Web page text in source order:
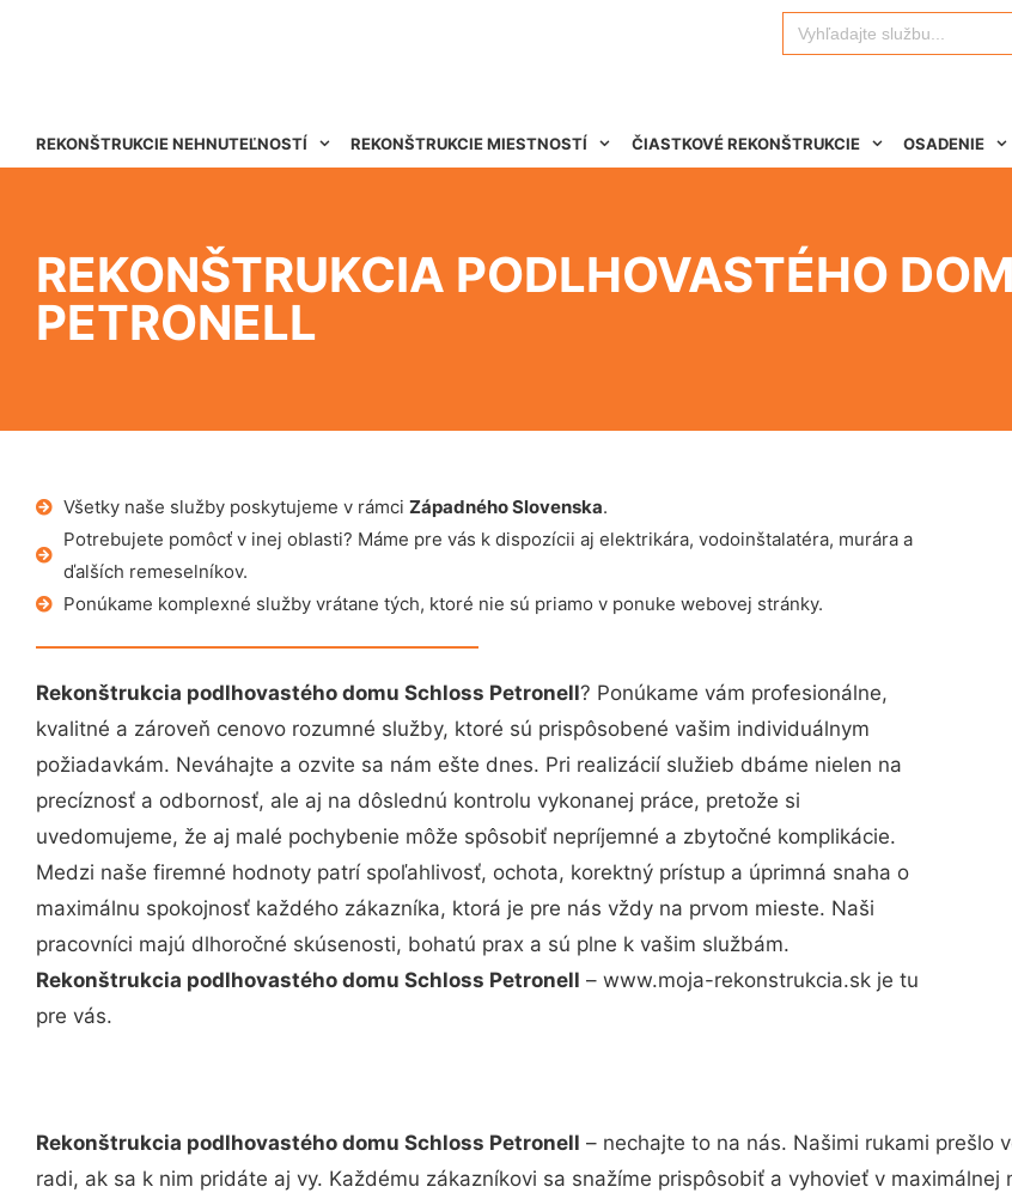
Search
for:
REKONŠTRUKCIE NEHNUTEĽNOSTÍ REKONŠTRUKCIE MIESTNOSTÍ ČIASTKOVÉ REKONŠTRUKCIE OSADENIE
REKONŠTRUKCIA PODLHOVASTÉHO
PETRONELL
Všetky naše služby poskytujeme v rámci Západného Slovenska.
Potrebujete pomôcť v inej oblasti? Máme pre vás k dispozícii aj elektrikára, vodoinštalatéra, murára a
ďalších remeselníkov.
Ponúkame komplexné služby vrátane tých, ktoré nie sú priamo v ponuke webovej stránky.
Rekonštrukcia podlhovastého domu Schloss Petronell? Ponúkame vám profesionálne,
kvalitné a zároveň cenovo rozumné služby, ktoré sú prispôsobené vašim individuálnym
požiadavkám. Neváhajte a ozvite sa nám ešte dnes. Pri realizácií služieb dbáme nielen na
precíznosť a odbornosť, ale aj na dôslednú kontrolu vykonanej práce, pretože si
uvedomujeme, že aj malé pochybenie môže spôsobiť nepríjemné a zbytočné komplikácie.
Medzi naše firemné hodnoty patrí spoľahlivosť, ochota, korektný prístup a úprimná snaha o
maximálnu spokojnosť každého zákazníka, ktorá je pre nás vždy na prvom mieste. Naši
pracovníci majú dlhoročné skúsenosti, bohatú prax a sú plne k vašim službám.
Rekonštrukcia podlhovastého domu Schloss Petronell – www.moja-rekonstrukcia.sk je tu
pre vás.
Rekonštrukcia podlhovastého domu Schloss Petronell – nechajte to na nás. Našimi rukami prešlo
radi, ak sa k nim pridáte aj vy. Každému zákazníkovi sa snažíme prispôsobiť a vyhovieť v